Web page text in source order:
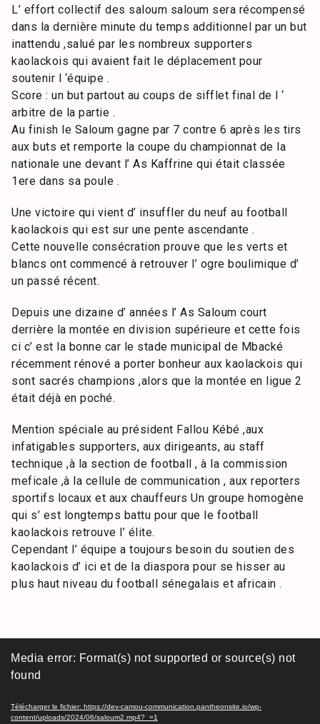
L’ effort collectif des saloum saloum sera récompensé
dans la dernière minute du temps additionnel par un but
inattendu ,salué par les nombreux supporters
kaolackois qui avaient fait le déplacement pour
soutenir l ‘équipe .
Score : un but partout au coups de sifflet final de l ‘
arbitre de la partie .
Au finish le Saloum gagne par 7 contre 6 après les tirs
aux buts et remporte la coupe du championnat de la
nationale une devant l’ As Kaffrine qui était classée
1ere dans sa poule .
Une victoire qui vient d’ insuffler du neuf au football
kaolackois qui est sur une pente ascendante .
Cette nouvelle consécration prouve que les verts et
blancs ont commencé à retrouver l’ ogre boulimique d’
un passé récent.
Depuis une dizaine d’ années l’ As Saloum court
derrière la montée en division supérieure et cette fois
ci c’ est la bonne car le stade municipal de Mbacké
récemment rénové a porter bonheur aux kaolackois qui
sont sacrés champions ,alors que la montée en ligue 2
était déjà en poché.
Mention spéciale au président Fallou Kébé ,aux
infatigables supporters, aux dirigeants, au staff
technique ,à la section de football , à la commission
meficale ,à la cellule de communication , aux reporters
sportifs locaux et aux chauffeurs Un groupe homogène
qui s’ est longtemps battu pour que le football
kaolackois retrouve l’ élite.
Cependant l’ équipe a toujours besoin du soutien des
kaolackois d’ ici et de la diaspora pour se hisser au
plus haut niveau du football sénegalais et africain .
vidéoMedia error: Format(s) not supported or source(s) not
found
Télécharger le fichier: https://dev-camou-communication.pantheonsite.io/wp-
content/uploads/2024/06/saloum2.mp4?_=1